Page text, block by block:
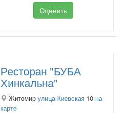
Оценить
Ресторан "БУБА
Хинкальна"
Житомир улица Киевская 10 на
карте